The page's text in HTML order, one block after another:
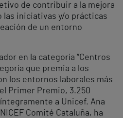
de contribuir a la mejora
las iniciativas y/o prácticas
de un entorno
en la categoría “Centros
que premia a los
los entornos laborales más
Primer Premio, 3.250
a Unicef. Ana
Comité Cataluña, ha